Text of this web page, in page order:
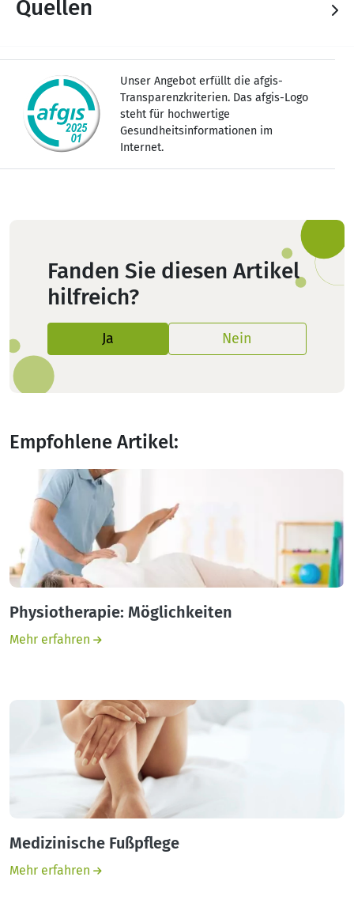
Quellen
Unser Angebot erfüllt die afgis-
Transparenzkriterien. Das afgis-Logo
steht für hochwertige
Gesundheitsinformationen im
Internet.
Fanden Sie diesen Artikel
hilfreich?
Ja Nein
Empfohlene Artikel:
Physiotherapie: Möglichkeiten
Mehr erfahren
Medizinische Fußpflege
Mehr erfahren